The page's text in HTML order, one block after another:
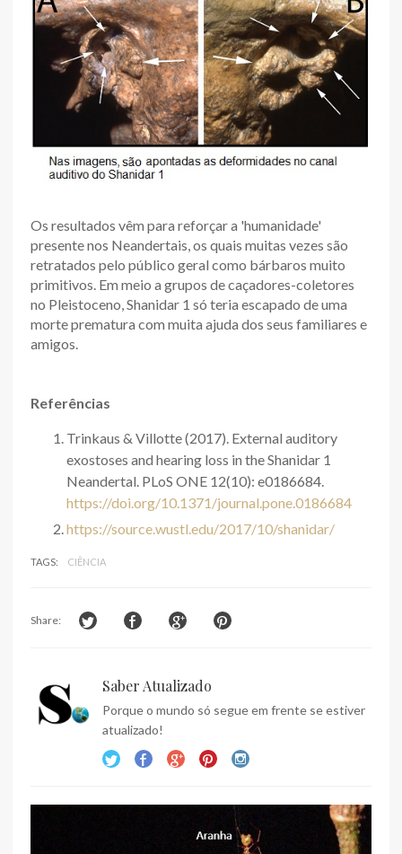
Os resultados vêm para reforçar a 'humanidade'
presente nos Neandertais, os quais muitas vezes são
retratados pelo público geral como bárbaros muito
primitivos. Em meio a grupos de caçadores-coletores
no Pleistoceno, Shanidar 1 só teria escapado de uma
morte prematura com muita ajuda dos seus familiares e
amigos.
Referências
Trinkaus & Villotte (2017). External auditory
exostoses and hearing loss in the Shanidar 1
Neandertal. PLoS ONE 12(10): e0186684.
https://doi.org/10.1371/journal.pone.0186684
https://source.wustl.edu/2017/10/shanidar/
TAGS: CIÊNCIA
Share:
Saber Atualizado
Porque o mundo só segue em frente se estiver
atualizado!